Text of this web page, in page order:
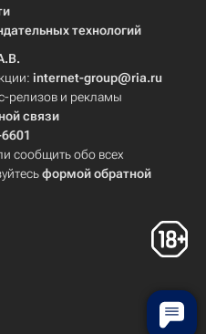
технологий
internet-group@ria.ru
релизов и рекламы
связи
сообщить обо всех
формой обратной